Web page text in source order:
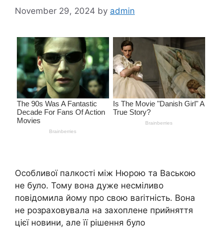
November 29, 2024 by admin
Особливої палкості між Нюрою та Ваською
не було. Тому вона дуже несміливо
повідомила йому про свою ваrітність. Вона
не розраховувала на захоплене прийняття
цієї новини, але її рішення було